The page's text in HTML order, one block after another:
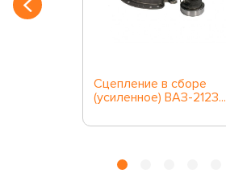
Сцепление в сборе
(усиленное) ВАЗ-2123...